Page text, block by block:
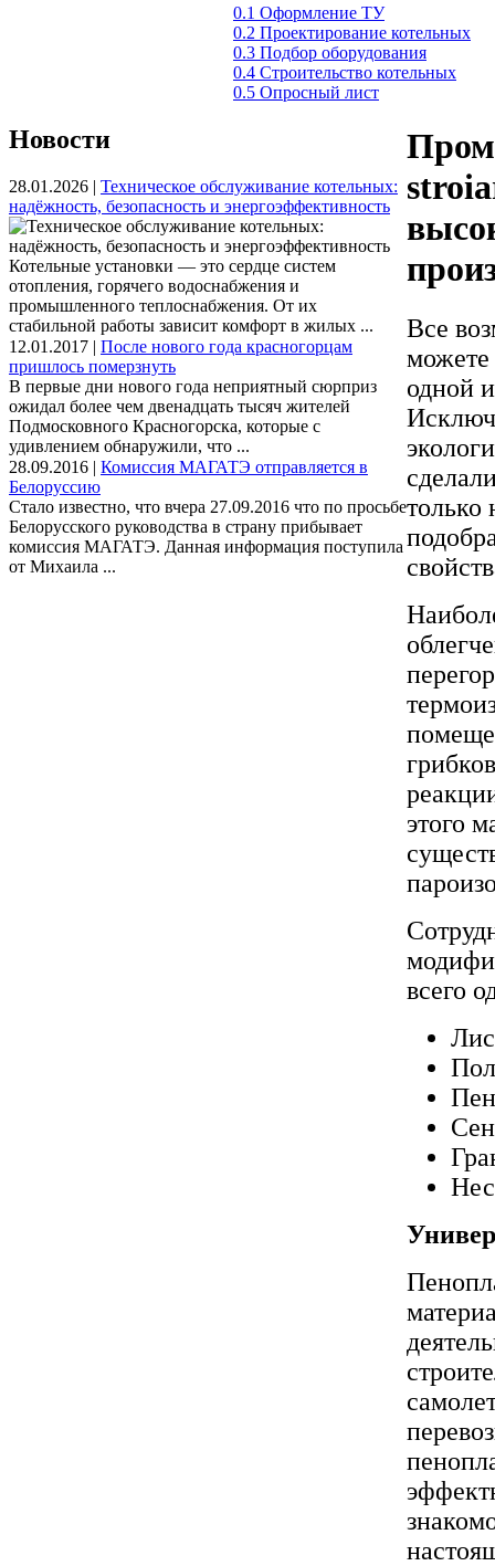
0.1 Оформление ТУ
0.2 Проектирование котельных
0.3 Подбор оборудования
0.4 Строительство котельных
0.5 Опросный лист
Новости
28.01.2026 | Техническое обслуживание котельных:
надёжность, безопасность и энергоэффективность
Котельные установки — это сердце систем
отопления, горячего водоснабжения и
промышленного теплоснабжения. От их
стабильной работы зависит комфорт в жилых ...
12.01.2017 | После нового года красногорцам
пришлось померзнуть
В первые дни нового года неприятный сюрприз
ожидал более чем двенадцать тысяч жителей
Подмосковного Красногорска, которые с
удивлением обнаружили, что ...
28.09.2016 | Комиссия МАГАТЭ отправляется в
Белоруссию
Стало известно, что вчера 27.09.2016 что по просьбе
Белорусского руководства в страну прибывает
комиссия МАГАТЭ. Данная информация поступила
от Михаила ...
Все
можете
одной
этого
всего